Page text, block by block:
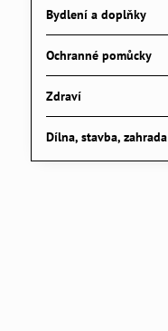
Bydlení a doplňky
Ochranné pomůcky
Zdraví
Dílna, stavba, zahrada